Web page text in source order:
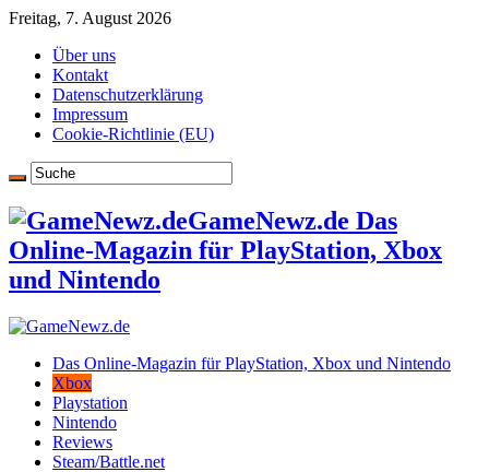
Freitag, 7. August 2026
Über uns
Kontakt
Datenschutzerklärung
Impressum
Cookie-Richtlinie (EU)
GameNewz.de Das
Online-Magazin für PlayStation, Xbox
und Nintendo
Das Online-Magazin für PlayStation, Xbox und Nintendo
Xbox
Playstation
Nintendo
Reviews
Steam/Battle.net